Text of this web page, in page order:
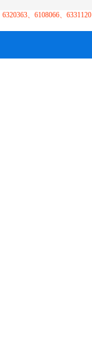
、6108066、6331120